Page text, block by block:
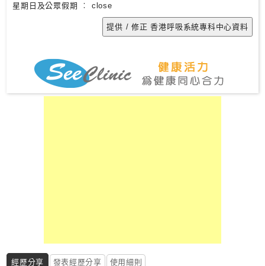
星期日及公眾假期 ︰ close
經歷分享 發表經歷分享 使用細則